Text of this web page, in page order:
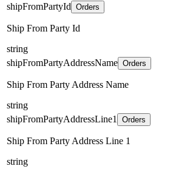
shipFromPartyId Orders
Ship From Party Id
string
shipFromPartyAddressName Orders
Ship From Party Address Name
string
shipFromPartyAddressLine1
Orders
Ship From Party Address Line 1
string